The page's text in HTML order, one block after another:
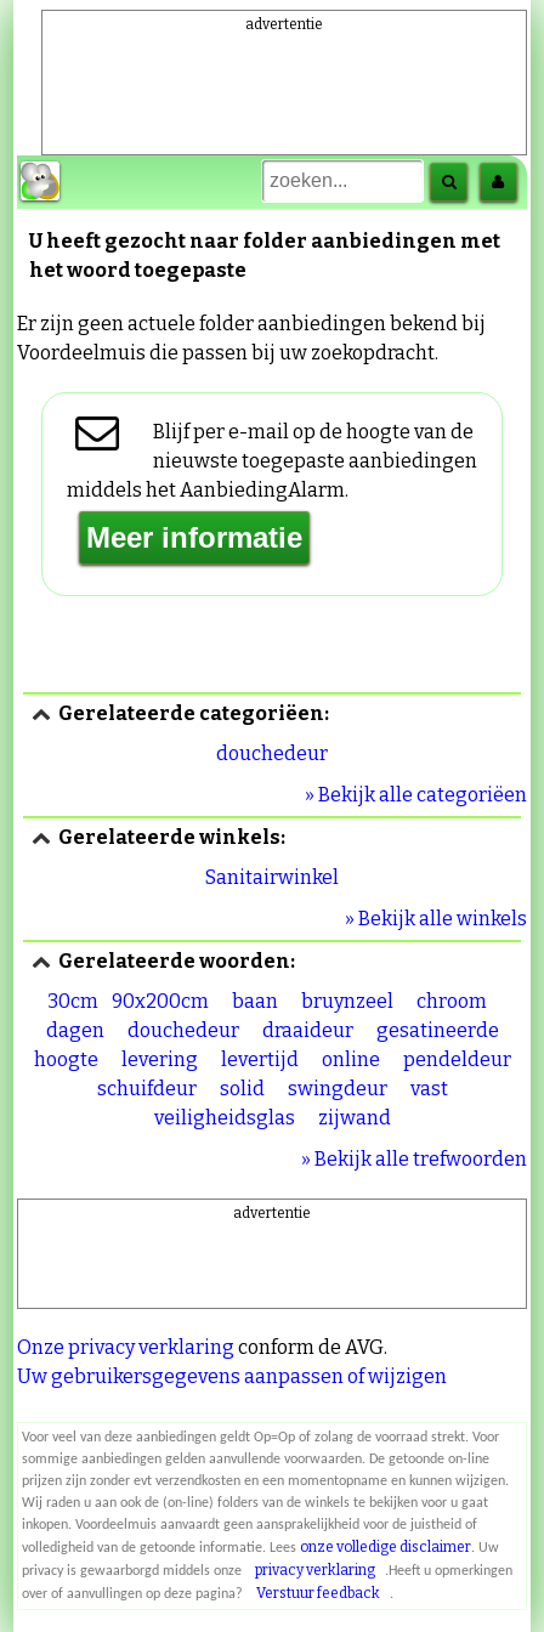
advertentie
U heeft gezocht naar folder aanbiedingen met
het woordtoegepaste
Er zijn geen actuele folder aanbiedingen bekend bij
Voordeelmuis die passen bij uw zoekopdracht.
Blijf per e-mail op de hoogte van de
nieuwste toegepaste aanbiedingen
middels het AanbiedingAlarm.
Gerelateerde categoriëen:
douchedeur
» Bekijk alle categoriëen
Gerelateerde winkels:
Sanitairwinkel
» Bekijk alle winkels
Gerelateerde woorden:
30cm 90x200cm baan bruynzeel
chroom
dagen
douchedeur draaideur
gesatineerde
hoogte
levering levertijd online
pendeldeur
schuifdeur
solid swingdeur
vast
veiligheidsglas
zijwand
» Bekijk alle trefwoorden
advertentie
Onze privacy verklaring conform de AVG.
Uw gebruikersgegevens aanpassen of wijzigen
Voor veel van deze aanbiedingen geldt Op=Op of zolang de voorraad strekt. Voor
sommige aanbiedingen gelden aanvullende voorwaarden. De getoonde on-line
prijzen zijn zonder evt verzendkosten en een momentopname en kunnen wijzigen.
Wij raden u aan ook de (on-line) folders van de winkels te bekijken voor u gaat
inkopen. Voordeelmuis aanvaardt geen aansprakelijkheid voor de juistheid of
volledigheid van de getoonde informatie. Lees onze volledige disclaimer. Uw
privacy is gewaarborgd middels onze
privacy verklaring
.Heeft u opmerkingen
over of aanvullingen op deze pagina?
Verstuur feedback .